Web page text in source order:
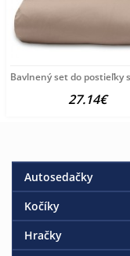
Bavlnený set do postieľky
27.14€
Autosedačky
Kočíky
Hračky